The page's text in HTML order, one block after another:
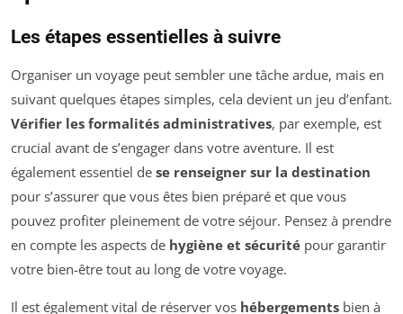
Les étapes essentielles à suivre
Organiser un voyage peut sembler une tâche ardue, mais en
suivant quelques étapes simples, cela devient un jeu d’enfant.
Vérifier les formalités administratives, par exemple, est
crucial avant de s’engager dans votre aventure. Il est
également essentiel de se renseigner sur la destination
pour s’assurer que vous êtes bien préparé et que vous
pouvez profiter pleinement de votre séjour. Pensez à prendre
en compte les aspects de hygiène et sécurité pour garantir
votre bien-être tout au long de votre voyage.
Il est également vital de réserver vos hébergements bien à